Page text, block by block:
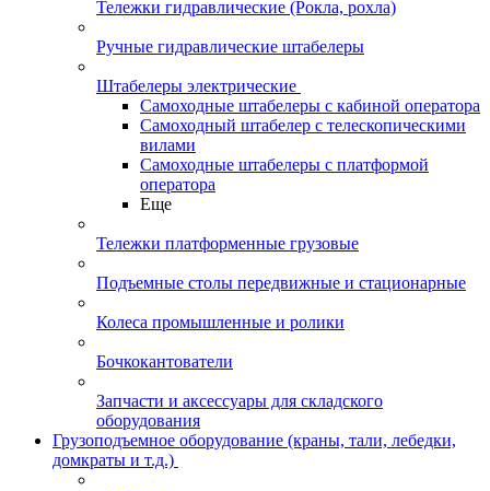
Тележки гидравлические (Рокла, рохла)
Ручные гидравлические штабелеры
Штабелеры электрические
Самоходные штабелеры с кабиной оператора
Самоходный штабелер с телескопическими
вилами
Самоходные штабелеры с платформой
оператора
Еще
Тележки платформенные грузовые
Подъемные столы передвижные и стационарные
Колеса промышленные и ролики
Бочкокантователи
Запчасти и аксессуары для складского
оборудования
Грузоподъемное оборудование (краны, тали, лебедки,
домкраты и т.д.)